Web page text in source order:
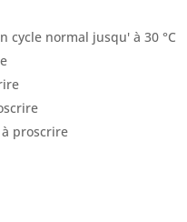
cycle normal jusqu' à 30 °C
proscrire